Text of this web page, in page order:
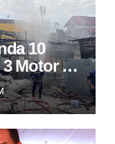
10
Motor di